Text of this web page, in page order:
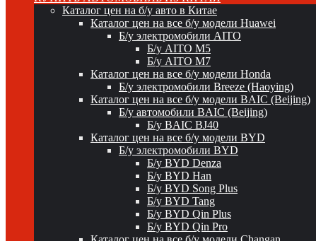
Каталог цен на б/у авто в Китае
Каталог цен на все б/у модели Huawei
Б/у электромобили AITO
Б/у AITO M5
Б/у AITO M7
Каталог цен на все б/у модели Honda
Б/у электромобили Breeze (Haoying)
Каталог цен на все б/у модели BAIC (Beijing)
Б/у автомобили BAIC (Beijing)
Б/у BAIC BJ40
Каталог цен на все б/у модели BYD
Б/у электромобили BYD
Б/у BYD Denza
Б/у BYD Han
Б/у BYD Song Plus
Б/у BYD Tang
Б/у BYD Qin Plus
Б/у BYD Qin Pro